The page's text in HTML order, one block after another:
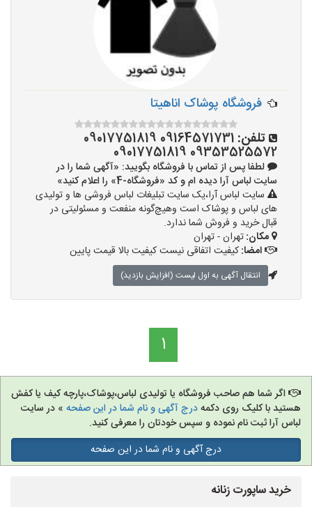
فروشگاه پوشاک اناهیتا
تلفن:
09164571731 09017751819
09353525572 09017751819
لطفا پس از تماس با فروشگاه بگویید: «آگهی شما را در
سایت لباس آرا دیده ام و کد «فروشگاه-4» را اعلام کنید»
سایت لباس آرا،یک سایت تبلیغات لباس فروشی ها و تولیدی
های لباس و پوشاک است وهیچ‌گونه منفعت و مسئولیتی در
قبال خرید و فروش شما ندارد.
مکان:تهران - تهران
امضا:کیفیت اتفاقی نیست کیفیت بالا قیمت پایین
انتقال آگهی به اول لیست (افزایش بازدید)
1
اگر شما هم صاحب فروشگاه یا تولیدی لباس،پوشاک،پارچه کیف یا کفش
هستید با کلیک روی دکمهدرج آگهی و نام شما در این صفحه » در سایت
لباس آرا ثبت نام نموده و سپس خودتان را معرفی کنید.
درج آگهی و نام شما در این صفحه
خرید ساپورت زنانه